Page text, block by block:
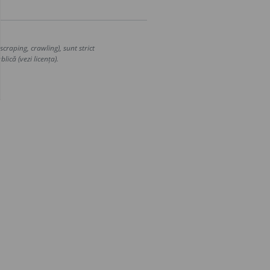
crawling), sunt strict
(vezi licența).